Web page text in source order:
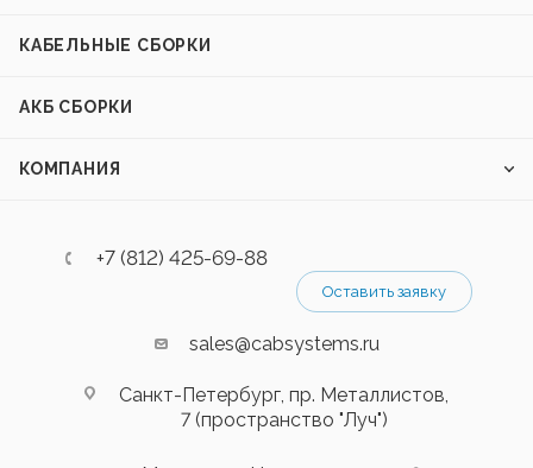
КАБЕЛЬНЫЕ СБОРКИ
АКБ СБОРКИ
КОМПАНИЯ
+7 (812) 425-69-88
Оставить заявку
sales@cabsystems.ru
Санкт-Петербург, пр. Металлистов,
7 (пространство "Луч")